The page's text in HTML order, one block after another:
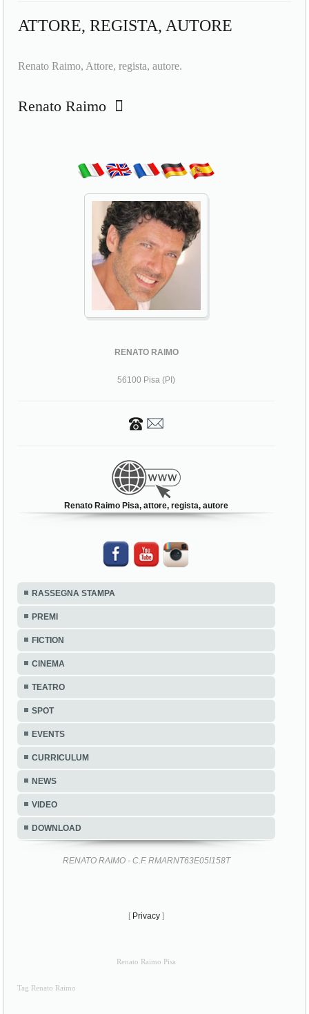
ATTORE, REGISTA, AUTORE
Renato Raimo, Attore, regista, autore.
Renato Raimo
RENATO RAIMO
56100 Pisa (PI)
Renato Raimo Pisa, attore, regista, autore
RASSEGNA STAMPA
PREMI
FICTION
CINEMA
TEATRO
SPOT
EVENTS
CURRICULUM
NEWS
VIDEO
DOWNLOAD
RENATO RAIMO - C.F. RMARNT63E05I158T
[ Privacy ]
Renato Raimo Pisa
Tag Renato Raimo